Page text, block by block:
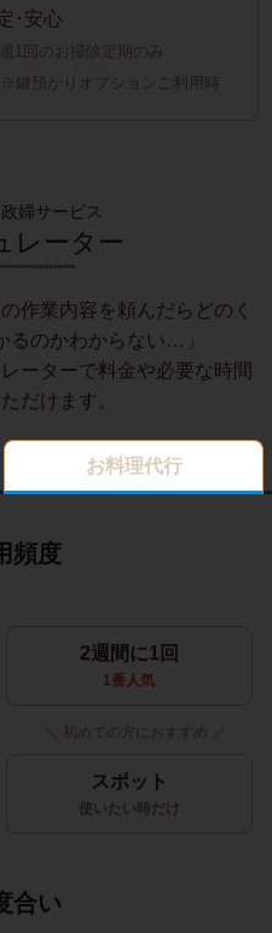
･安心
1回のお掃除定期のみ
※鍵預かりオプションご利用時
婦サービス
レーター
作業内容を頼んだらどのく
るのかわからない…」
ーターで料金や必要な時間
だけます。
お料理代行
頻度
2週間に1回
1番人気
スポット
使いたい時だけ
合い